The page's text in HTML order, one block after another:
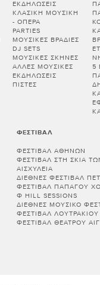
ΕΚΔΗΛΏΣΕΙΣ
ΚΛΑΣΙΚΉ ΜΟΥΣΙΚΉ
- ΌΠΕΡΑ
PARTIES
ΜΟΥΣΙΚΈΣ ΒΡΑΔΙΈΣ
DJ SETS
ΜΟΥΣΙΚΈΣ ΣΚΗΝΈΣ
ΆΛΛΕΣ ΜΟΥΣΙΚΈΣ
ΕΚΔΗΛΏΣΕΙΣ
ΠΊΣΤΕΣ
5
ΦΕΣΤΙΒΆΛ
ΦΕΣΤΙΒΆΛ ΑΘΗΝΏΝ
ΦΕΣΤΙΒΆΛ ΣΤΗ ΣΚΙΆ
ΑΙΣΧΎΛΕΙΑ
ΔΙΕΘΝΈΣ ΦΕΣΤΙΒΆΛ
ΦΕΣΤΙΒΆΛ ΠΑΠΆΓΟΥ
Φ HILL SESSIONS
ΔΙΕΘΝΈΣ ΜΟΥΣΙΚΌ
ΦΕΣΤΙΒΆΛ ΛΟΥΤΡΑΚΊΟΥ
ΦΕΣΤΙΒΆΛ ΘΕΆΤΡΟΥ